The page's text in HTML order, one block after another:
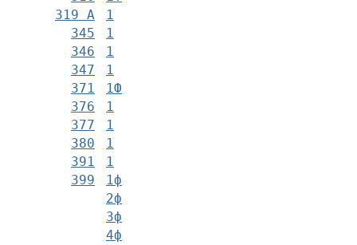
319 А
1
345
1
346
1
347
1
371
1Ф
376
1
377
1
380
1
391
1
399
1ф
2ф
3ф
4ф